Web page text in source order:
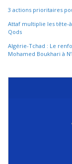
3 actions prioritaires
Attaf multiplie les tête-
Qods
Algérie-Tchad : Le
Mohamed Boukhari à